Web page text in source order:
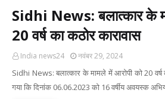
Sidhi News: बलात्‍कार के
20 वर्ष का कठोर कारावास
India news24 नवंबर 29, 2024
Sidhi News: बलात्‍कार के मामले में आरोपी को 20 वर्ष
गया कि दिनांक 06.06.2023 को 16 वर्षीय अवयस्क